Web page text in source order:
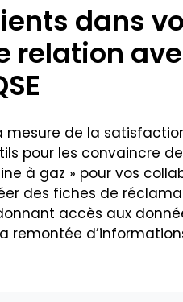
dans
relation
mesure de la
pour les convaincre
à gaz » pour vos
des fiches de
accès aux